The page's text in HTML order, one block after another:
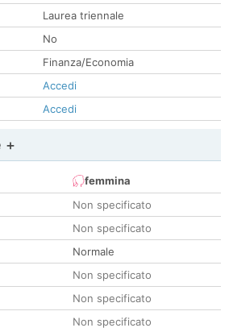
Laurea triennale
No
Finanza/Economia
Accedi
Accedi
+
femmina
Non specificato
Non specificato
Normale
Non specificato
Non specificato
Non specificato